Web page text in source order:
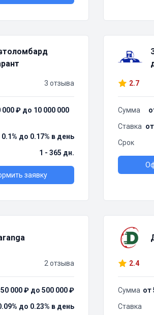
3 отзыва
000 ₽ до 10 000 000
0.1% до 0.17% в день
1 - 365 дн.
заявку
2.7
Сумма
Ставка
Срок
2 отзыва
000 ₽ до 500 000 ₽
до 0.23% в день
2.4
Сумма от
Ставка